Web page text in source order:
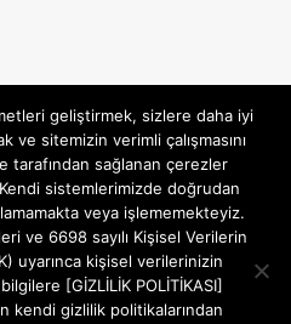
geliştirmek, sizlere daha iyi
ve sitemizin verimli çalışmasını
tarafından sağlanan çerezler
sistemlerimizde doğrudan
veya işlememekteyiz.
ve 6698 sayılı Kişisel Verilerin
uyarınca kişisel verilerinizin
[GİZLİLİK POLİTİKASI]
kendi gizlilik politikalarından